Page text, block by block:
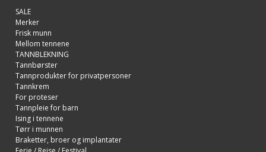
SALE
Merker
Frisk munn
Mellom tennene
TANNBLEKNING
Tannbørster
Tannprodukter for privatpersoner
Tannkrem
For proteser
Tannpleie for barn
Ising i tennene
Tørr i munnen
Braketter, broer og implantater